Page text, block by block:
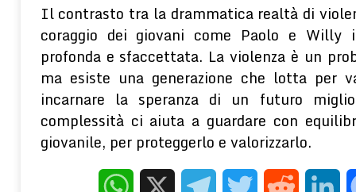
Il contrasto tra la drammatica realtà di
coraggio dei giovani come Paolo e Willy
profonda e sfaccettata. La violenza è un
ma esiste una generazione che lotta per
incarnare la speranza di un futuro
complessità ci aiuta a guardare con
giovanile, per proteggerlo e valorizzarlo.